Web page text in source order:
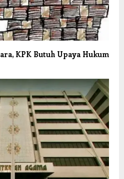
KPK Butuh Upaya Hukum